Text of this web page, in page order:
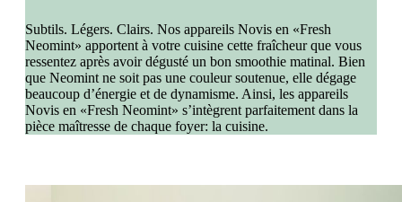
Subtils. Légers. Clairs. Nos appareils Novis en «Fresh
Neomint» apportent à votre cuisine cette fraîcheur que vous
ressentez après avoir dégusté un bon smoothie matinal. Bien
que Neomint ne soit pas une couleur soutenue, elle dégage
beaucoup d’énergie et de dynamisme. Ainsi, les appareils
Novis en «Fresh Neomint» s’intègrent parfaitement dans la
pièce maîtresse de chaque foyer: la cuisine.